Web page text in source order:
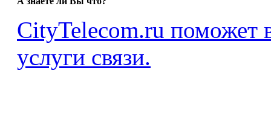
CityTelecom.ru поможет
услуги связи.